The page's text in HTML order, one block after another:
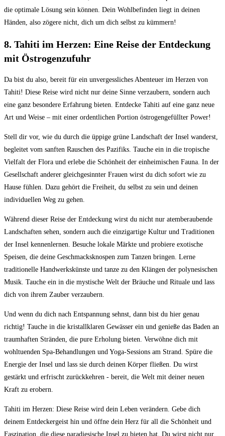
⁢die optimale Lösung sein⁤ können. Dein Wohlbefinden ⁢liegt in deinen⁢
Händen, also zögere nicht, ‌dich um dich selbst ​zu kümmern!
8. Tahiti im Herzen: Eine Reise⁣ der Entdeckung
mit Östrogenzufuhr
Da⁢ bist du also, bereit ‍für ein unvergessliches Abenteuer im Herzen von⁣
Tahiti! Diese Reise ‍wird nicht‌ nur deine Sinne verzaubern, sondern auch
eine ganz besondere Erfahrung bieten. Entdecke Tahiti auf eine ganz⁤ neue
Art ⁢und Weise – mit einer ordentlichen Portion ⁣östrogengefüllter ⁣Power!
Stell⁤ dir vor, wie ‌du durch⁤ die üppige grüne ⁢Landschaft⁣ der Insel wanderst,
begleitet ‌vom sanften Rauschen‍ des‍ Pazifiks.​ Tauche ein in die tropische
Vielfalt ⁤der Flora und erlebe die Schönheit‌ der einheimischen Fauna. ‌In‌ der
Gesellschaft anderer gleichgesinnter‌ Frauen wirst du⁤ dich⁣ sofort wie zu⁤
Hause ​fühlen. Dazu ‍gehört die ⁤Freiheit, du selbst zu⁤ sein und deinen
individuellen Weg zu gehen.
Während dieser Reise der Entdeckung wirst‌ du nicht ‌nur ⁢atemberaubende
Landschaften sehen, ​sondern auch die ⁣einzigartige Kultur und Traditionen
der Insel kennenlernen. Besuche ​lokale Märkte und⁣ probiere exotische
Speisen, die deine Geschmacksknospen zum ⁤Tanzen⁢ bringen. Lerne
traditionelle Handwerkskünste und tanze​ zu den⁣ Klängen der polynesischen
Musik. Tauche ein in die mystische​ Welt der Bräuche ​und⁤ Rituale und ⁤lass
‌dich von ihrem Zauber verzaubern.
Und wenn du ‌dich nach Entspannung sehnst,⁤ dann⁢ bist du hier‌ genau​
richtig! Tauche in ⁤die ​kristallklaren Gewässer⁢ ein⁢ und‌ genieße⁤ das Baden ⁤an⁣
traumhaften ‍Stränden, die‌ pure Erholung bieten. Verwöhne ⁤dich mit
wohltuenden ‍Spa-Behandlungen und Yoga-Sessions am⁣ Strand. Spüre die
Energie⁢ der ‍Insel​ und ​lass sie durch deinen Körper fließen. Du wirst⁢
gestärkt und erfrischt zurückkehren ‌- bereit, die Welt‍ mit ⁣deiner ​neuen
⁤Kraft zu erobern.
Tahiti‌ im ‍Herzen: Diese Reise wird dein Leben‍ verändern. Gebe dich
deinem Entdeckergeist hin ⁤und öffne dein⁤ Herz ‌für all die Schönheit⁤ und
Faszination, die diese paradiesische‍ Insel zu bieten ​hat. Du wirst nicht nur